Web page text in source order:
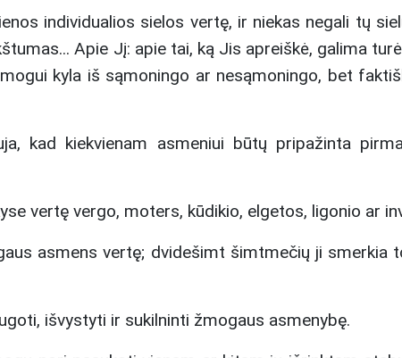
individualios sielos vertę, ir niekas negali tų
Apie Jį: apie tai, ką Jis apreiškė, galima
kyla iš sąmoningo ar nesąmoningo, bet
kad kiekvienam asmeniui būtų pripažinta
vertę vergo, moters, kūdikio, elgetos, ligonio ar
asmens vertę; dvidešimt šimtmečių ji smerkia
išvystyti ir sukilninti žmogaus asmenybę.